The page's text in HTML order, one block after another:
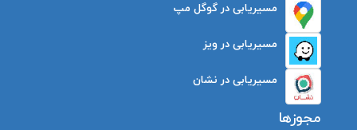
مسیریابی در گوگل مپ
مسیریابی در ویز
مسیریابی در نشان
مجوزها